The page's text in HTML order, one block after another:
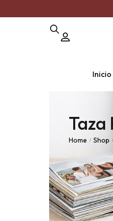
Inicio
Taza
Home / Shop /